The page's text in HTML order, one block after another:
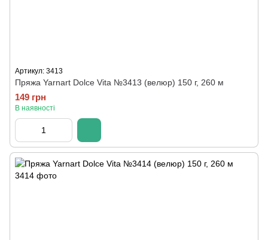
Артикул: 3413
Пряжа Yarnart Dolce Vita №3413 (велюр) 150 г, 260 м
149 грн
В наявності